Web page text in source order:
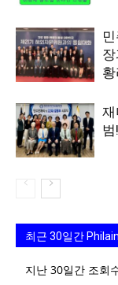
범!
최근 30일간
지난 30일간 조회